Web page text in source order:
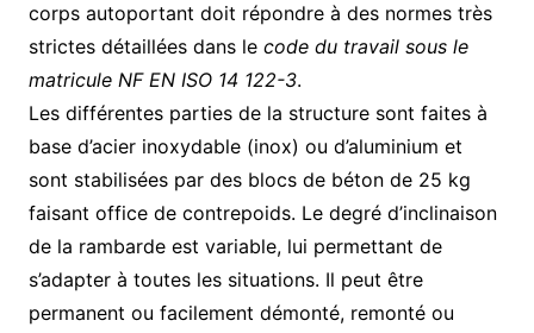
corps autoportant doit répondre à des normes très
strictes détaillées dans le code du travail sous le
matricule NF EN ISO 14 122-3.
Les différentes parties de la structure sont faites à
base d’acier inoxydable (inox) ou d’aluminium et
sont stabilisées par des blocs de béton de 25 kg
faisant office de contrepoids. Le degré d’inclinaison
de la rambarde est variable, lui permettant de
s’adapter à toutes les situations. Il peut être
permanent ou facilement démonté, remonté ou